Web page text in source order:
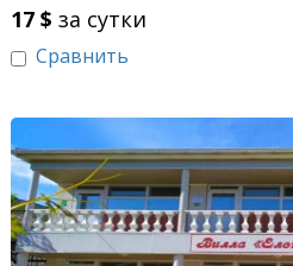
17 $ за сутки
Сравнить